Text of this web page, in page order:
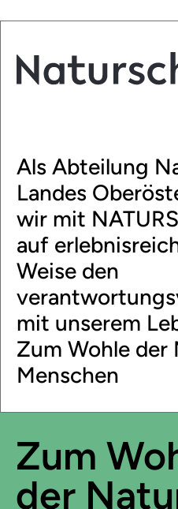
Als Abteilung
Landes
wir mit
auf
Weise den
mit unserem
Zum Wohle
Menschen
Zum
der